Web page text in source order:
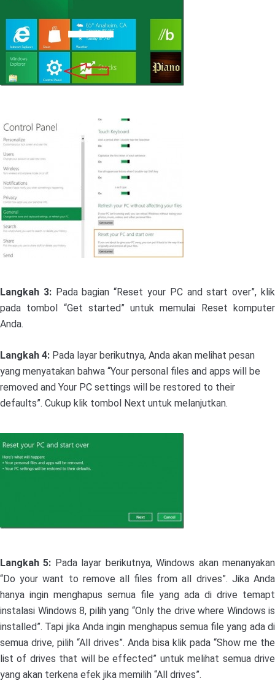
Langkah 3:Pada bagian “Reset your PC and start over”, klik
pada tombol “Get started” untuk memulai Reset komputer
Anda.
Langkah 4: Pada layar berikutnya, Anda akan melihat pesan
yang menyatakan bahwa “Your personal files and apps will be
removed and Your PC settings will be restored to their
defaults”. Cukup klik tombol Next untuk melanjutkan.
Langkah 5: Pada layar berikutnya, Windows akan menanyakan
“Do your want to remove all files from all drives”. Jika Anda
hanya ingin menghapus semua file yang ada di drive temapt
instalasi Windows 8, pilih yang “Only the drive where Windows is
installed”. Tapi jika Anda ingin menghapus semua file yang ada di
semua drive, pilih “All drives”. Anda bisa klik pada “Show me the
list of drives that will be effected” untuk melihat semua drive
yang akan terkena efek jika memilih “All drives”.